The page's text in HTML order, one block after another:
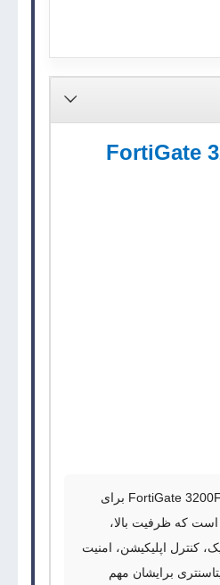
FortiGate 3200F برای
که ظرفیت بالا،
کنترل اپلیکیشن، امنیت
برایشان مهم